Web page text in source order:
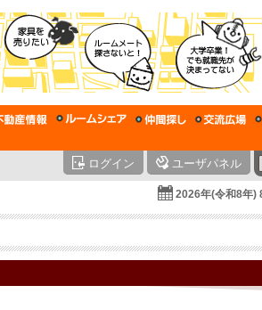
ログイン ユーザパネル
2026年(令和8年)